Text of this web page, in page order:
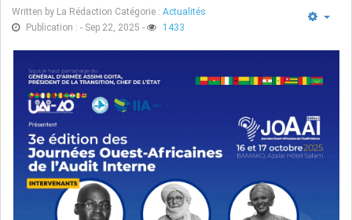
Written by La Rédaction Catégorie : Actualités
Publication : - Sep 22, 2025 - 1433